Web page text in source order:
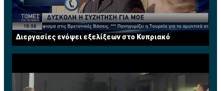
Διεργασίες ενόψει εξελίξεων στο Κυπριακό